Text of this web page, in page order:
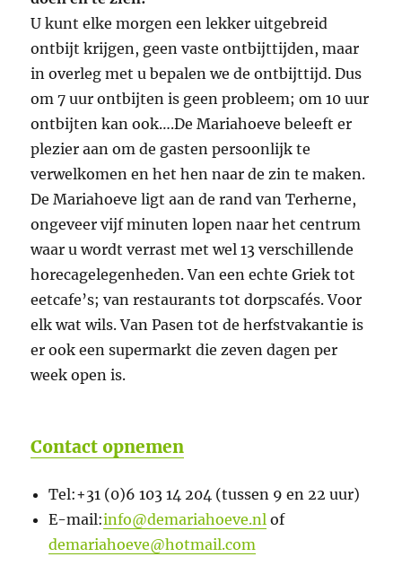
U kunt elke morgen een lekker uitgebreid
ontbijt krijgen, geen vaste ontbijttijden, maar
in overleg met u bepalen we de ontbijttijd. Dus
om 7 uur ontbijten is geen probleem; om 10 uur
ontbijten kan ook….De Mariahoeve beleeft er
plezier aan om de gasten persoonlijk te
verwelkomen en het hen naar de zin te maken.
De Mariahoeve ligt aan de rand van Terherne,
ongeveer vijf minuten lopen naar het centrum
waar u wordt verrast met wel 13 verschillende
horecagelegenheden. Van een echte Griek tot
eetcafe’s; van restaurants tot dorpscafés. Voor
elk wat wils. Van Pasen tot de herfstvakantie is
er ook een supermarkt die zeven dagen per
week open is.
Contact opnemen
Tel:+31 (0)6 103 14 204 (tussen 9 en 22 uur)
E-mail:info@demariahoeve.nl of
demariahoeve@hotmail.com